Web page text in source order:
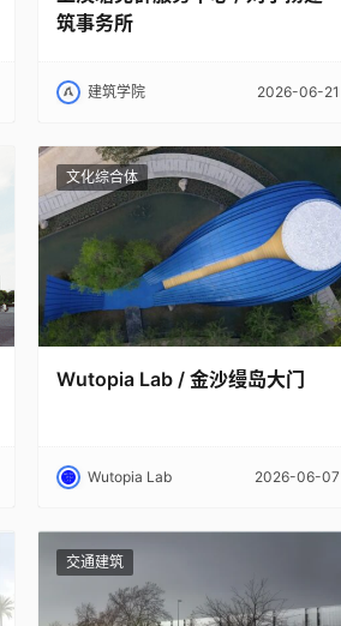
筑事务所
建筑学院 2026-06-21
文化综合体
Wutopia Lab / 金沙缦岛大门
Wutopia Lab 2026-06-07
交通建筑